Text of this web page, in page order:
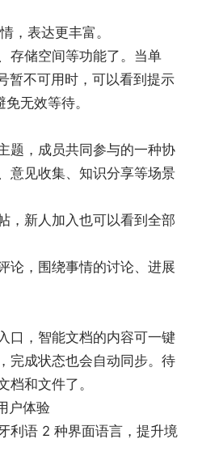
费拨打，省去繁琐的话费
拨打记录及权限。注册可领
天记录、文档、应用等内
，搜索更高效。
-内外协作】
丰富的编辑能力和稳定体
信客户、上下游加入文档共
高清、稳定、流畅的开会
电子白板、主持会控、会议
更安全的工作邮件地址，
;还支持对收发件人快捷发起
会议和管理公共日历的能
信客户、上下游一起参与日
表达更丰富。
储空间等功能了。当单
暂不可用时，可以看到提示
无效等待。
，成员共同参与的一种协
意见收集、知识分享等场景
新人加入也可以看到全部
，围绕事情的讨论、进展
，智能文档的内容可一键
完成状态也会自动同步。待
档和文件了。
体验
语 2 种界面语言，提升境